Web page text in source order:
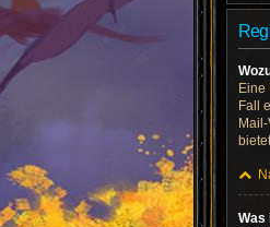
Eine
Fall
Was